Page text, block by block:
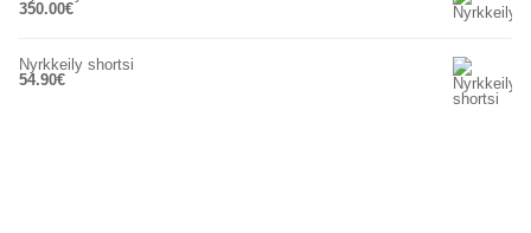
350.00€
Nyrkkeily shortsi
54.90€